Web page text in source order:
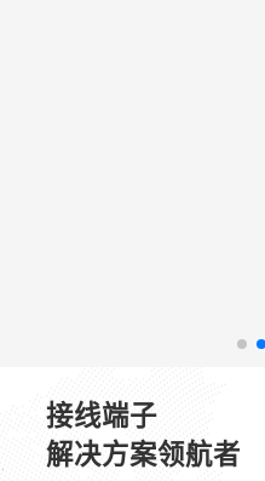
接线端子
解决方案领航者